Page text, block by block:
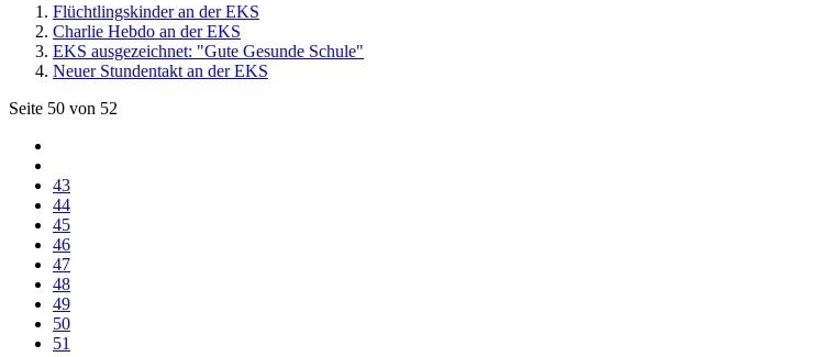
Flüchtlingskinder an der EKS
Charlie Hebdo an der EKS
EKS ausgezeichnet: "Gute Gesunde Schule"
Neuer Stundentakt an der EKS
Seite 50 von 52
43
44
45
46
47
48
49
50
51